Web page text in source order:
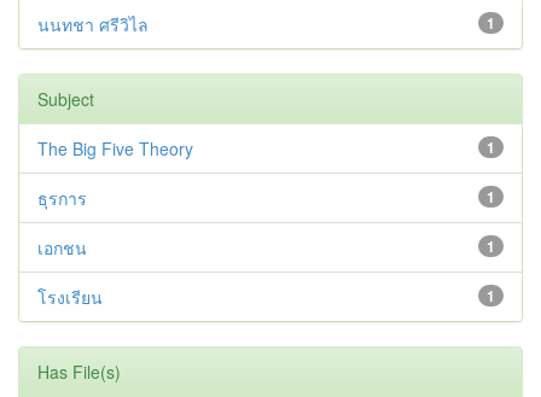
1
นนทชา ศรีวิไล
Subject
1
The Big Five Theory
1
ธุรการ
1
เอกชน
1
โรงเรียน
Has File(s)